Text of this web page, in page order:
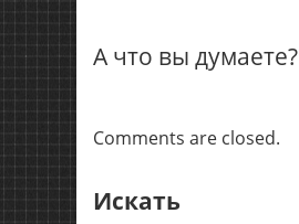
А что вы думаете?
Comments are closed.
Искать